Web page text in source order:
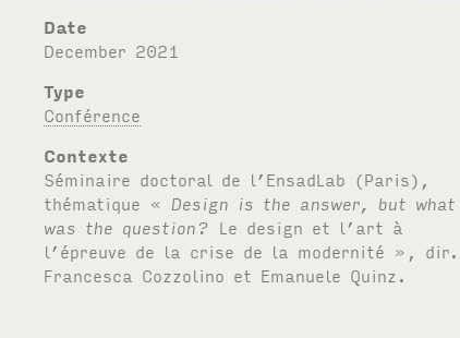
Date
December 2021
Type
Conférence
Contexte
Séminaire doctoral de l’EnsadLab (Paris),
thématique « Design is the answer, but what
was the question? Le design et l’art à
l’épreuve de la crise de la modernité », dir.
Francesca Cozzolino et Emanuele Quinz.